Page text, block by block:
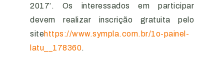
2017’. Os interessados em participar
devem realizar inscrição gratuita pelo
sitehttps://www.sympla.com.br/1o-painel-
latu__178360.